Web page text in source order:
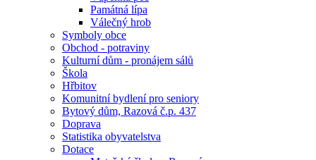
Památná lípa
Válečný hrob
Symboly obce
Obchod - potraviny
Kulturní dům - pronájem sálů
Škola
Hřbitov
Komunitní bydlení pro seniory
Bytový dům, Razová č.p. 437
Doprava
Statistika obyvatelstva
Dotace